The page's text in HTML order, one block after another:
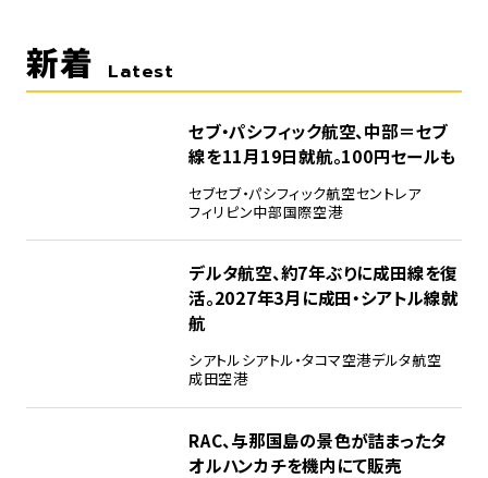
新着 Latest
セブ・パシフィック航空、中部＝セブ
線を11月19日就航。100円セールも
セブセブ・パシフィック航空セントレア
フィリピン中部国際空港
デルタ航空、約7年ぶりに成田線を復
活。2027年3月に成田・シアトル線就
航
シアトルシアトル・タコマ空港デルタ航空
成田空港
RAC、与那国島の景色が詰まったタ
オルハンカチを機内にて販売